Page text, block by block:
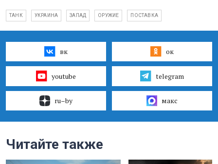
ТАНК УКРАИНА ЗАПАД ОРУЖИЕ ПОСТАВКА
вк ок
youtube telegram
ru–by макс
Читайте также